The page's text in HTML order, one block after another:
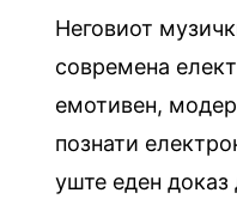
Неговиот
современа
емотивен,
познати
уште еден доказ